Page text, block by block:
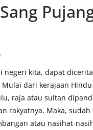
negeri kita, dapat
dari kerajaan
raja atau sultan
rakyatnya. Maka,
atau nasihat-